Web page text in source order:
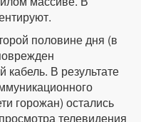
половине дня (в
В результате
горожан) остались
телевидения